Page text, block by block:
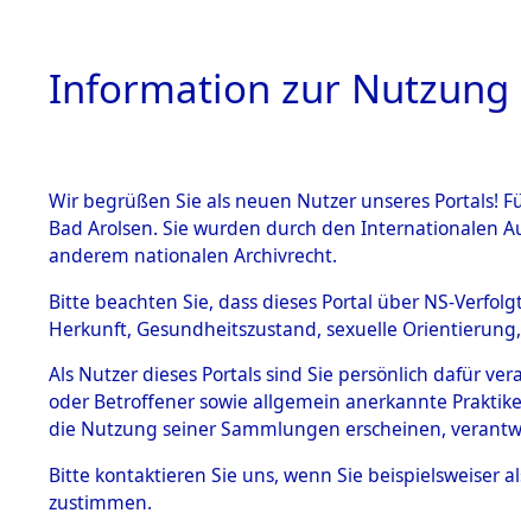
HOME
BESTÄNDE
Inhaftierungsdoku
mente
5. Verschiedenes
Todesmärsche
5.3.1 Alliierte
0003
Information zur Nutzung
Wir begrüßen Sie als neuen Nutzer unseres Portals!
Bad Arolsen. Sie wurden durch den Internationalen
anderem nationalen Archivrecht.
Bitte beachten Sie, dass dieses Portal über NS-
Herkunft, Gesundheitszustand, sexuelle
Als Nutzer dieses Portals sind Sie persönlich dafür
oder Betroffener sowie allgemein anerkannte
die Nutzung seiner Sammlungen erscheinen,
Bitte kontaktieren Sie uns, wenn Sie
zustimmen.